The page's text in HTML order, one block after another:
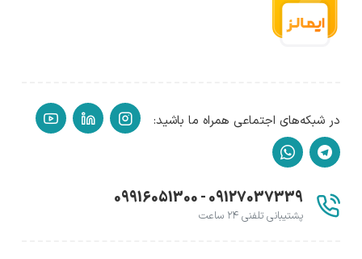
در شبکه‌های اجتماعی همراه ما باشید:
09127037339 - 09916051300
پشتیبانی تلفنی ۲۴ ساعت